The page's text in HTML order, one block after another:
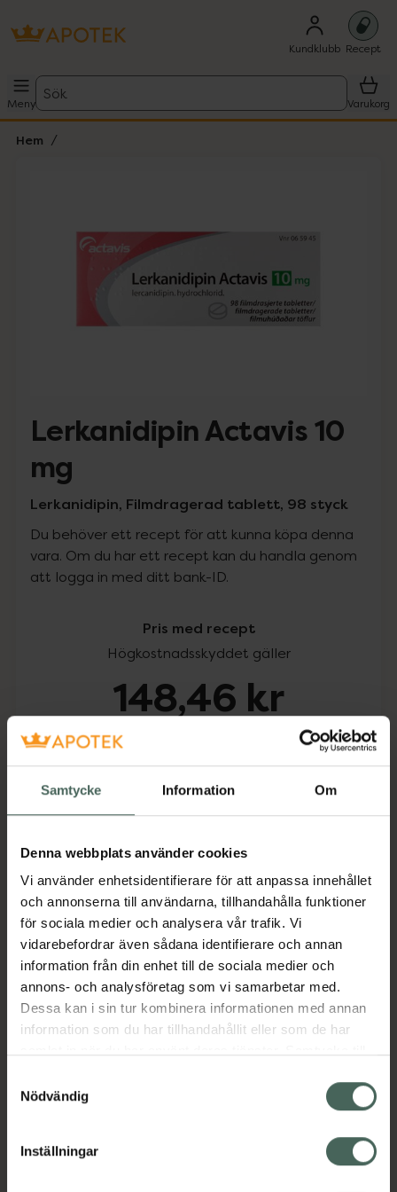
Samtycke Information Om
Denna webbplats använder cookies
Vi använder enhetsidentifierare för att anpassa innehållet
och annonserna till användarna, tillhandahålla funktioner
för sociala medier och analysera vår trafik. Vi
vidarebefordrar även sådana identifierare och annan
information från din enhet till de sociala medier och
annons- och analysföretag som vi samarbetar med.
Dessa kan i sin tur kombinera informationen med annan
information som du har tillhandahållit eller som de har
återkalla ditt samtycke via webbplatsens
cookieinställningar. Ett återkallat samtycke påverkar inte
lagligheten av behandling som skett innan återkallelsen.
Nödvändig
Inställningar
Kundklubb Recept
Meny
Sök
Varukorg
Hem
Lerkanidipin Actavis 10
mg
Lerkanidipin, Filmdragerad tablett, 98 styck
Du behöver ett recept för att kunna köpa denna
vara. Om du har ett recept kan du handla genom
att logga in med ditt bank-ID.
Pris med recept
Högkostnadsskyddet gäller
148,46 kr
Aktuella erbjudanden
Beskrivning Dölj
Läs alltid bipacksedeln innan
användning.
EAN:07046260659452
Visa